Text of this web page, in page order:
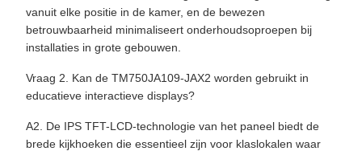
vanuit elke positie in de kamer, en de bewezen
betrouwbaarheid minimaliseert onderhoudsoproepen bij
installaties in grote gebouwen.
Vraag 2. Kan de TM750JA109-JAX2 worden gebruikt in
educatieve interactieve displays?
A2. De IPS TFT-LCD-technologie van het paneel biedt de
brede kijkhoeken die essentieel zijn voor klaslokalen waar